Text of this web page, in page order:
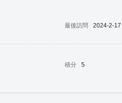
最後訪問
2024-2-
積分
5